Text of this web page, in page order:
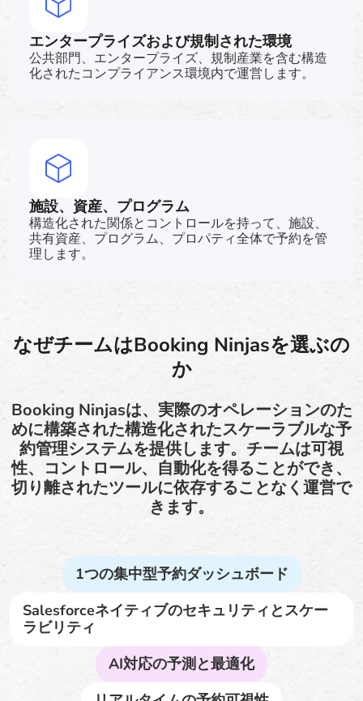
エンタープライズおよび規制された環境
公共部門、エンタープライズ、規制産業を含む構造
化されたコンプライアンス環境内で運営します。
施設、資産、プログラム
構造化された関係とコントロールを持って、施設、
共有資産、プログラム、プロパティ全体で予約を管
理します。
なぜチームはBooking Ninjasを選ぶの
か
Booking Ninjasは、実際のオペレーションのた
めに構築された構造化されたスケーラブルな予
約管理システムを提供します。チームは可視
性、コントロール、自動化を得ることができ、
切り離されたツールに依存することなく運営で
きます。
1つの集中型予約ダッシュボード
Salesforceネイティブのセキュリティとスケー
ラビリティ
AI対応の予測と最適化